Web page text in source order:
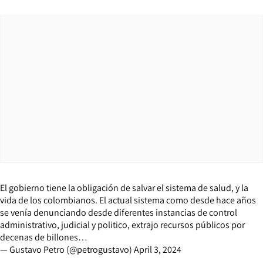
El gobierno tiene la obligación de salvar el sistema de salud, y la
vida de los colombianos. El actual sistema como desde hace años
se venía denunciando desde diferentes instancias de control
administrativo, judicial y politico, extrajo recursos públicos por
decenas de billones…
— Gustavo Petro (@petrogustavo)April 3, 2024